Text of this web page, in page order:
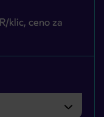
klic, ceno za